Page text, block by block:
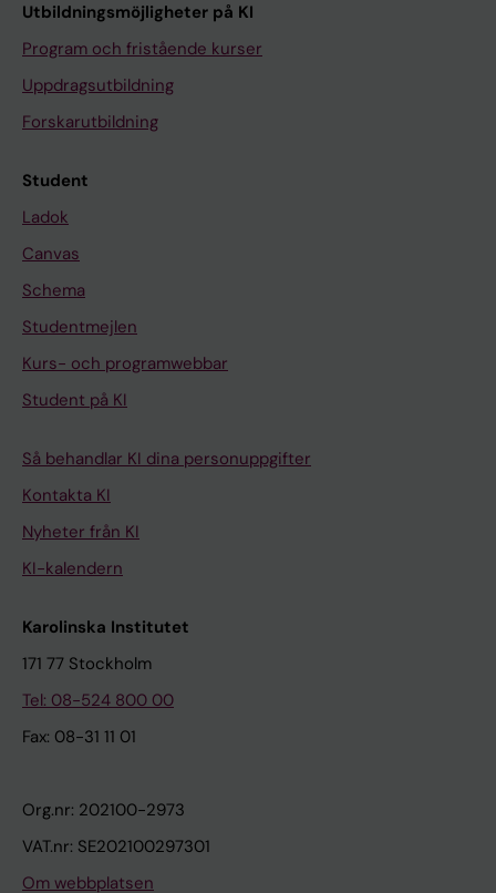
Utbildningsmöjligheter på KI
Program och fristående kurser
Uppdragsutbildning
Forskarutbildning
Student
Ladok
Canvas
Schema
Studentmejlen
Kurs- och programwebbar
Student på KI
Så behandlar KI dina personuppgifter
Kontakta KI
Nyheter från KI
KI-kalendern
Karolinska Institutet
171 77 Stockholm
Tel: 08-524 800 00
Fax: 08-31 11 01
Org.nr: 202100-2973
VAT.nr: SE202100297301
Om webbplatsen